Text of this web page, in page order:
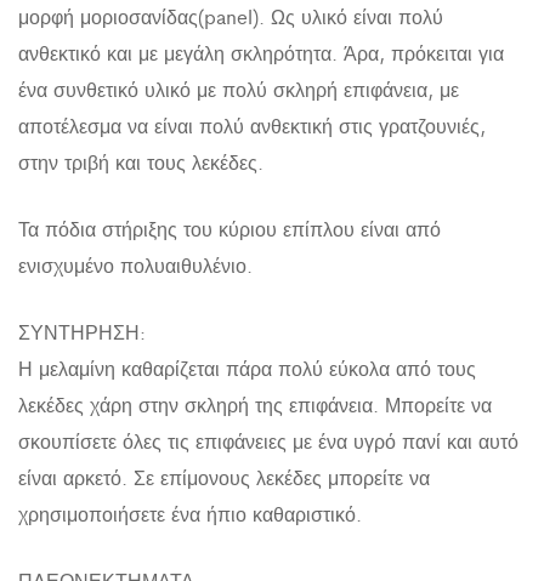
μορφή μοριοσανίδας(panel). Ως υλικό είναι πολύ
ανθεκτικό και με μεγάλη σκληρότητα. Άρα, πρόκειται για
ένα συνθετικό υλικό με πολύ σκληρή επιφάνεια, με
αποτέλεσμα να είναι πολύ ανθεκτική στις γρατζουνιές,
στην τριβή και τους λεκέδες.
Τα πόδια στήριξης του κύριου επίπλου είναι από
ενισχυμένο πολυαιθυλένιο.
ΣΥΝΤΗΡΗΣΗ:
Η μελαμίνη καθαρίζεται πάρα πολύ εύκολα από τους
λεκέδες χάρη στην σκληρή της επιφάνεια. Μπορείτε να
σκουπίσετε όλες τις επιφάνειες με ένα υγρό πανί και αυτό
είναι αρκετό. Σε επίμονους λεκέδες μπορείτε να
χρησιμοποιήσετε ένα ήπιο καθαριστικό.